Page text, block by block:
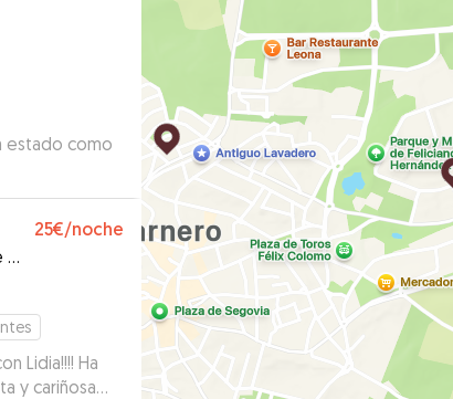
estado como
o
25€/noche
Lidia!!!! Ha
y cariñosa